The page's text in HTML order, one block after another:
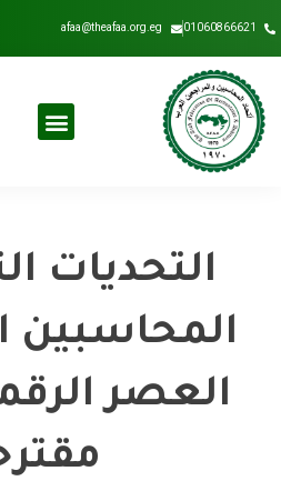
01060866621
afaa@theafaa.org.eg
التحديات
المحاسبين
العصر